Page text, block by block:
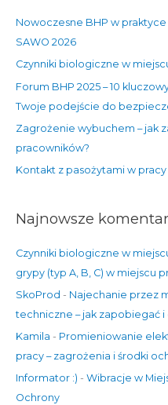
a
Nowoczesne BHP w
SAWO 2026
Czynniki biologiczne w
Forum BHP 2025 – 10
Twoje podejście do
Zagrożenie wybuchem – jak
pracowników?
Kontakt z pasożytami w pracy
Najnowsze
Czynniki biologiczne w
grypy (typ A, B, C) w miejscu
SkoProd - Najechanie przez
techniczne – jak zapobiegać
Kamila - Promieniowanie
pracy – zagrożenia i środki
Informator :) - Wibracje w
Ochrony